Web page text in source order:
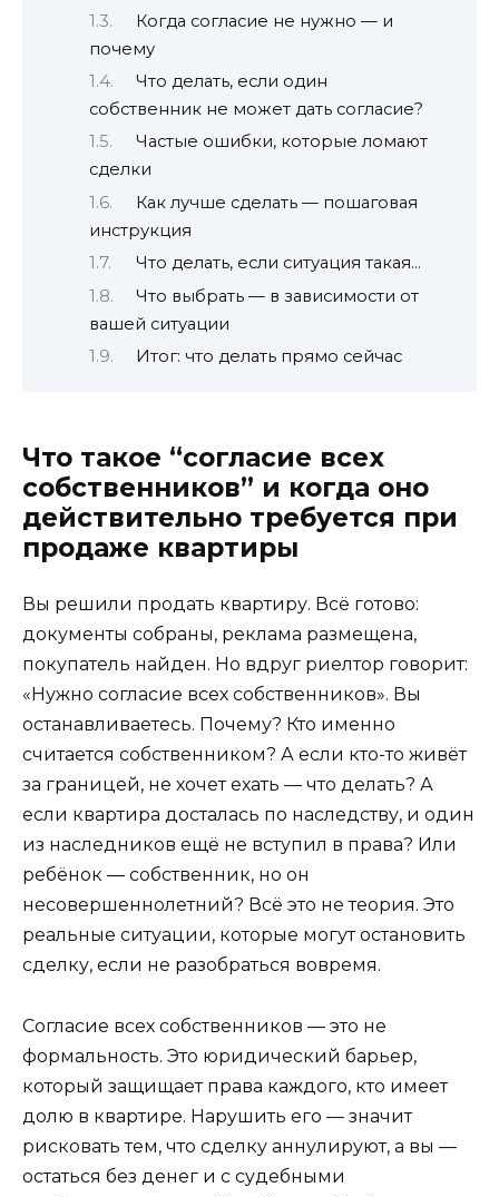
Когда согласие не нужно — и
почему
Что делать, если один
собственник не может дать согласие?
Частые ошибки, которые ломают
сделки
Как лучше сделать — пошаговая
инструкция
Что делать, если ситуация такая…
Что выбрать — в зависимости от
вашей ситуации
Итог: что делать прямо сейчас
Что такое “согласие всех
собственников” и когда оно
действительно требуется при
продаже квартиры
Вы решили продать квартиру. Всё готово:
документы собраны, реклама размещена,
покупатель найден. Но вдруг риелтор говорит:
«Нужно согласие всех собственников». Вы
останавливаетесь. Почему? Кто именно
считается собственником? А если кто-то живёт
за границей, не хочет ехать — что делать? А
если квартира досталась по наследству, и один
из наследников ещё не вступил в права? Или
ребёнок — собственник, но он
несовершеннолетний? Всё это не теория. Это
реальные ситуации, которые могут остановить
сделку, если не разобраться вовремя.
Согласие всех собственников — это не
формальность. Это юридический барьер,
который защищает права каждого, кто имеет
долю в квартире. Нарушить его — значит
рисковать тем, что сделку аннулируют, а вы —
остаться без денег и с судебными